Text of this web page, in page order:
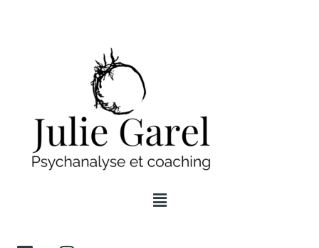
Menu
L I